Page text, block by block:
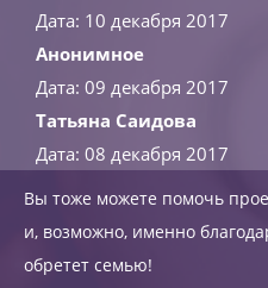
Дата: 10 декабря 2017
Анонимное
Дата: 09 декабря 2017
Татьяна Саидова
Дата: 08 декабря 2017
Вы тоже можете помочь
и, возможно, именно
обретет семью!